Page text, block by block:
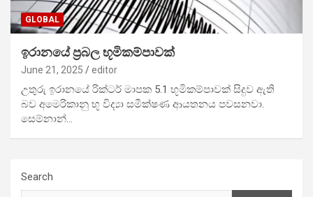
GLOBAL
ඉරානයේ ප්‍රබල භූමිකම්පාවක්
June 21, 2025 editor
උතුරු ඉරානයේ රික්ටර් මාපක 5.1 භූමිකම්පාවක් සිදුව ඇති
බව අමෙරිකානු භූ විද්‍යා සමීක්ෂණ ආයතනය පවසනවා.
සෙම්නාන්…
Search